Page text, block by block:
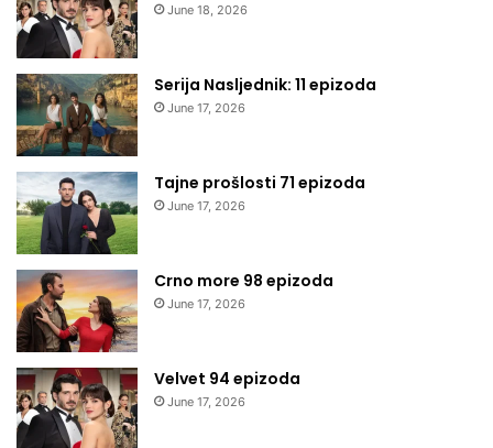
June 18, 2026
Serija Nasljednik: 11 epizoda
June 17, 2026
Tajne prošlosti 71 epizoda
June 17, 2026
Crno more 98 epizoda
June 17, 2026
Velvet 94 epizoda
June 17, 2026